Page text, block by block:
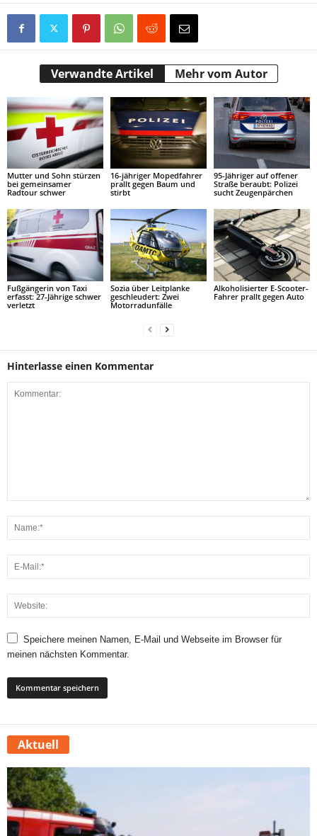
Verwandte Artikel Mehr vom Autor
Mutter und Sohn stürzen
bei gemeinsamer
Radtour schwer
16-jähriger Mopedfahrer
prallt gegen Baum und
stirbt
95-Jähriger auf offener
Straße beraubt: Polizei
sucht Zeugenpärchen
Fußgängerin von Taxi
erfasst: 27-Jährige schwer
verletzt
Sozia über Leitplanke
geschleudert: Zwei
Motorradunfälle
Alkoholisierter E-Scooter-
Fahrer prallt gegen Auto
Hinterlasse einen Kommentar
Speichere meinen Namen, E-Mail und Webseite im Browser für
meinen nächsten Kommentar.
Aktuell